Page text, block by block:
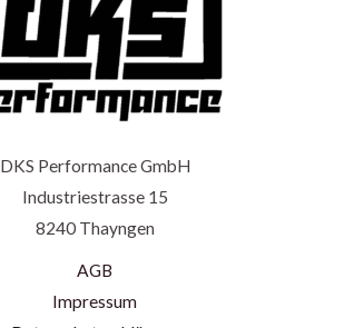
DKS Performance GmbH
Industriestrasse 15
8240 Thayngen
AGB
Impressum